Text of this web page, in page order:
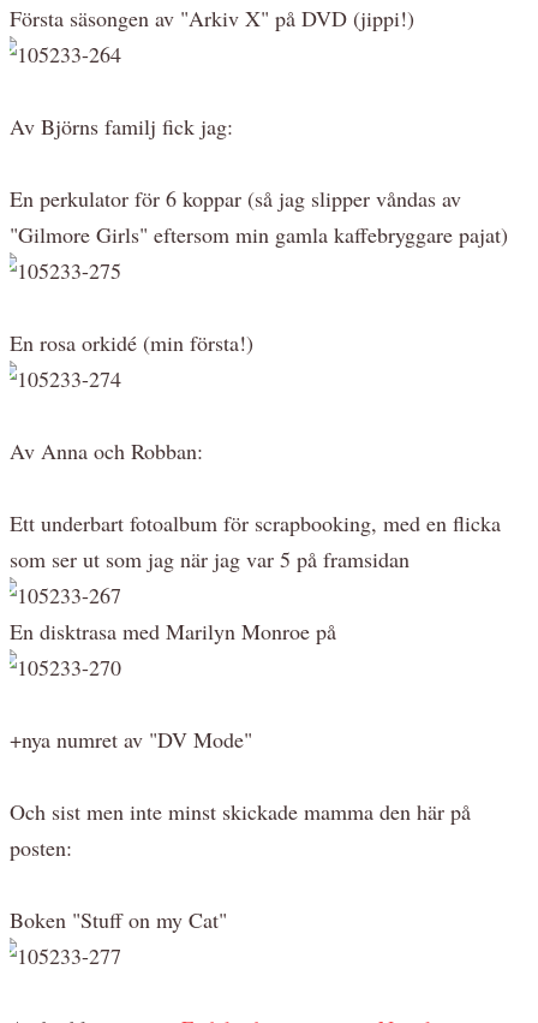
Första säsongen av "Arkiv X" på DVD (jippi!)
Av Björns familj fick jag:
En perkulator för 6 koppar (så jag slipper våndas av
"Gilmore Girls" eftersom min gamla kaffebryggare pajat)
En rosa orkidé (min första!)
Av Anna och Robban:
Ett underbart fotoalbum för scrapbooking, med en flicka
som ser ut som jag när jag var 5 på framsidan
En disktrasa med Marilyn Monroe på
+nya numret av "DV Mode"
Och sist men inte minst skickade mamma den här på
posten:
Boken "Stuff on my Cat"